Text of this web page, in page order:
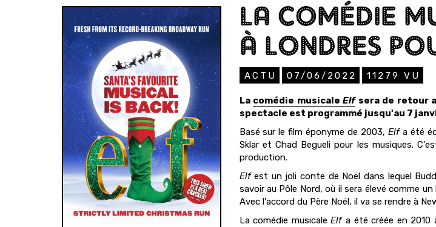
LA COMÉDIE
À LONDRES
ACTU 07/06/2022 11279 VU
La comédie musicaleElfsera de retour
spectacle est programmé jusqu'au 7
Basé sur le film éponyme de 2003,Elfa été
Sklar et Chad Begueli pour les musiques.
production.
Elfest un joli conte de Noël dans lequel
savoir au Pôle Nord, où il sera élevé comme
Avec l'accord du Père Noël, il va se rendre à
La comédie musicaleElfa été créée en 2010